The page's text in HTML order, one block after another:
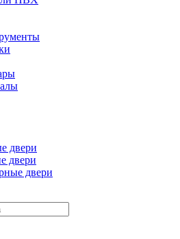
двери
двери
двери